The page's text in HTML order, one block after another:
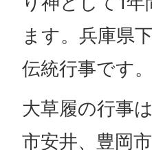
ます。兵庫県
伝統行事です。
大草履の行事
市安井、豊岡